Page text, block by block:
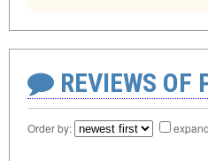
REVIEWS OF
Order by: